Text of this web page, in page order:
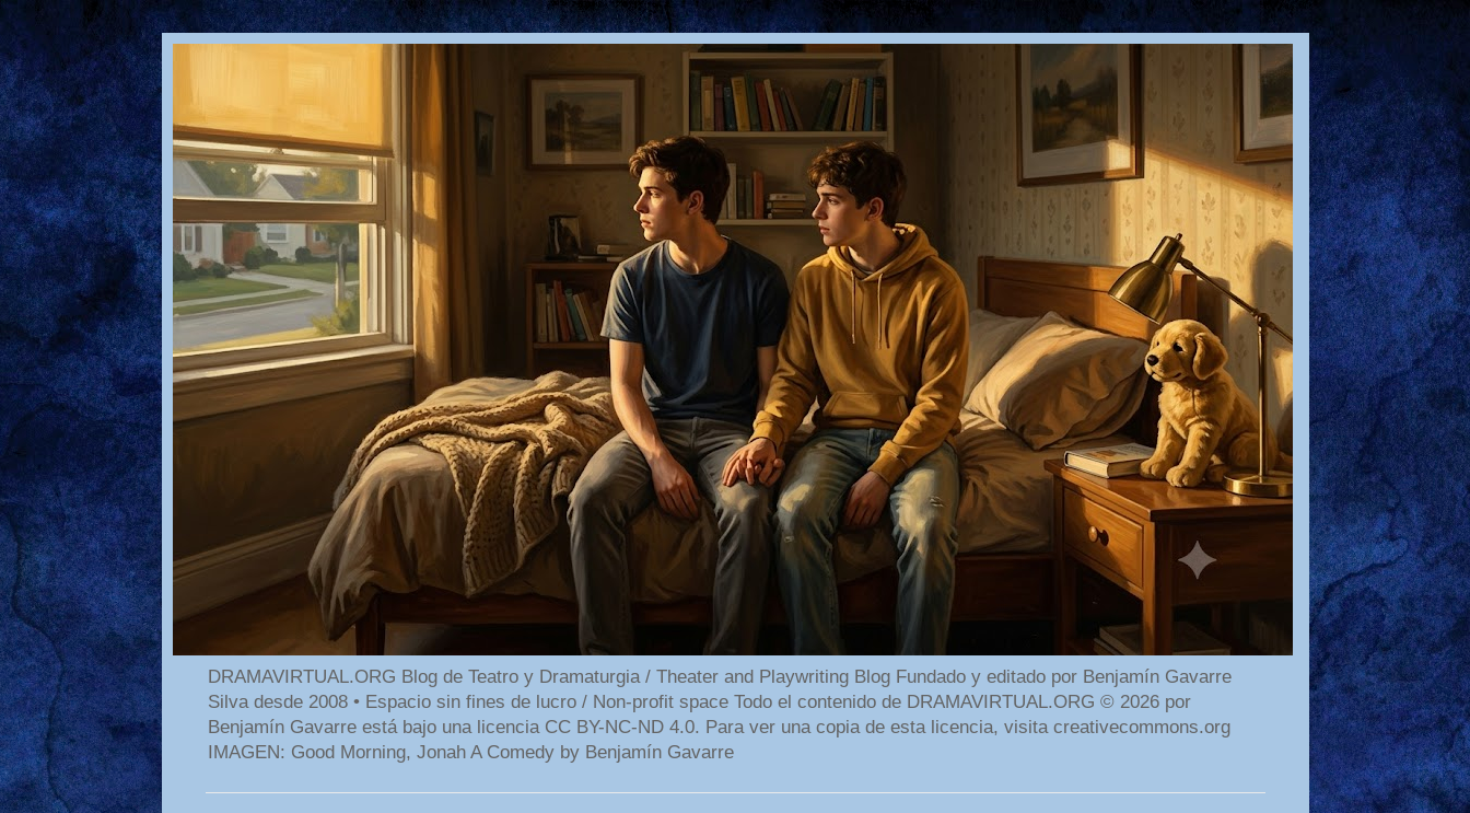
DRAMAVIRTUAL.ORG Blog de Teatro y Dramaturgia / Theater and Playwriting Blog Fundado y editado por Benjamín Gavarre
Silva desde 2008 • Espacio sin fines de lucro / Non-profit space Todo el contenido de DRAMAVIRTUAL.ORG © 2026 por
Benjamín Gavarre está bajo una licencia CC BY-NC-ND 4.0. Para ver una copia de esta licencia, visita creativecommons.org
IMAGEN: Good Morning, Jonah A Comedy by Benjamín Gavarre